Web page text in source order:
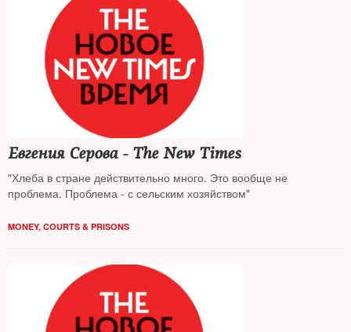
Евгения Серова - The New Times
"Хлеба в стране действительно много. Это вообще не
проблема. Проблема - с сельским хозяйством"
MONEY, COURTS & PRISONS